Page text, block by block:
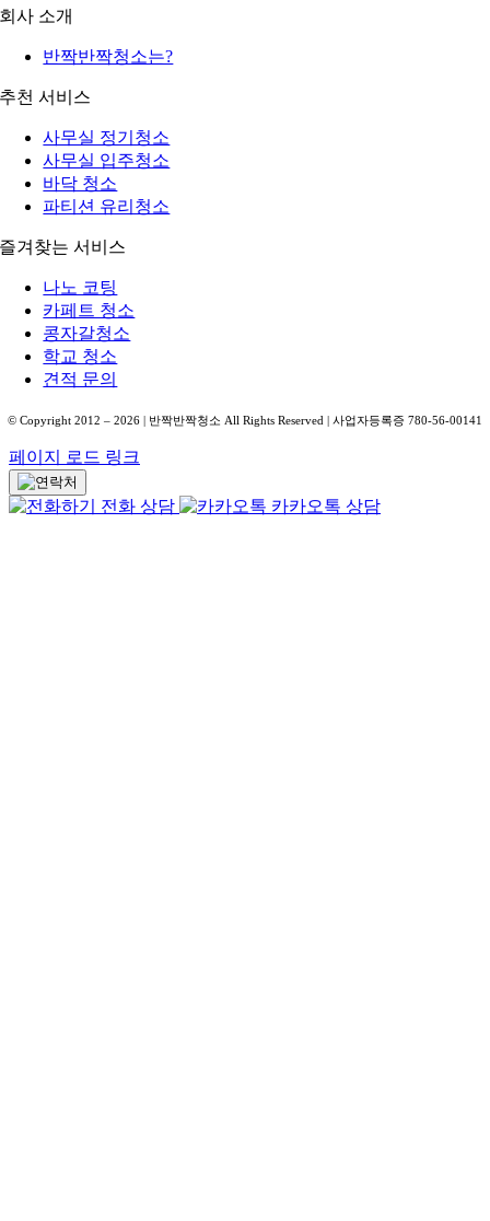
회사 소개
반짝반짝청소는?
추천 서비스
사무실 정기청소
사무실 입주청소
바닥 청소
파티션 유리청소
즐겨찾는 서비스
나노 코팅
카페트 청소
콩자갈청소
학교 청소
견적 문의
© Copyright 2012 – 2026 | 반짝반짝청소 All Rights Reserved | 사업자등록증 780-56-00141
페이지 로드 링크
전화 상담
카카오톡 상담